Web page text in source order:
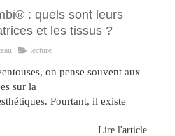
: quels sont leurs
et les tissus ?
lecture
on pense souvent aux
sur la
Pourtant, il existe
Lire l'article